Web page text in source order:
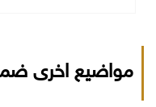
مواضيع اخرى